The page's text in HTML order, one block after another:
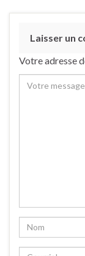
Laisser un
Votre adresse